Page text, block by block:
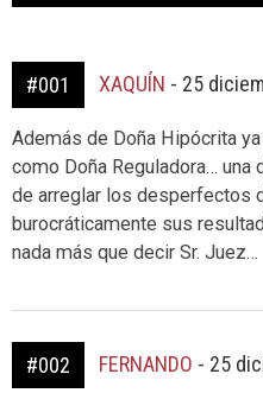
#001 XAQUÍN - 25
Además de Doña Hipócrita
como Doña Reguladora…
de arreglar los desperfectos
burocráticamente sus
nada más que decir Sr. Juez…
#002 FERNANDO - 25